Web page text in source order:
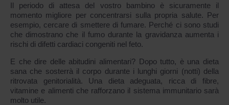
Il periodo di attesa del vostro bambino è sicuramente il
momento migliore per concentrarsi sulla propria salute. Per
esempio, cercare di smettere di fumare. Perché ci sono studi
che dimostrano che il fumo durante la gravidanza aumenta i
rischi di difetti cardiaci congeniti nel feto.
E che dire delle abitudini alimentari? Dopo tutto, è una dieta
sana che sosterrà il corpo durante i lunghi giorni (notti) della
ritrovata genitorialità. Una dieta adeguata, ricca di fibre,
vitamine e alimenti che rafforzano il sistema immunitario sarà
molto utile.